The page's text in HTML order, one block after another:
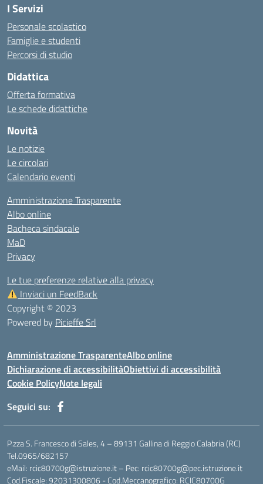
I Servizi
Personale scolastico
Famiglie e studenti
Percorsi di studio
Didattica
Offerta formativa
Le schede didattiche
Novità
Le notizie
Le circolari
Calendario eventi
Amministrazione Trasparente
Albo online
Bacheca sindacale
MaD
Privacy
Le tue preferenze relative alla privacy
Inviaci un FeedBack
Copyright © 2023
Powered by Picieffe Srl
Amministrazione TrasparenteAlbo online
Dichiarazione di accessibilitàObiettivi di accessibilità
Cookie PolicyNote legali
Seguici su:
P.zza S. Francesco di Sales, 4 – 89131 Gallina di Reggio Calabria (RC)
Tel.0965/682157
eMail: rcic80700g@istruzione.it – Pec: rcic80700g@pec.istruzione.it
Cod.Fiscale: 92031300806 - Cod.Meccanografico: RCIC80700G